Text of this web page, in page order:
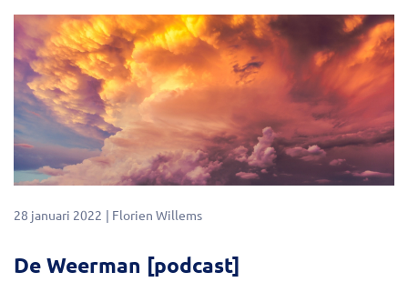
28 januari 2022 Florien Willems
De Weerman [podcast]